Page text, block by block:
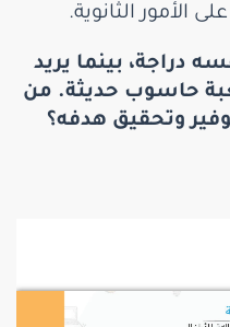
الأمور الثانوية.
دراجة، بينما يريد
حاسوب حديثة. من
وتحقيق هدفه؟